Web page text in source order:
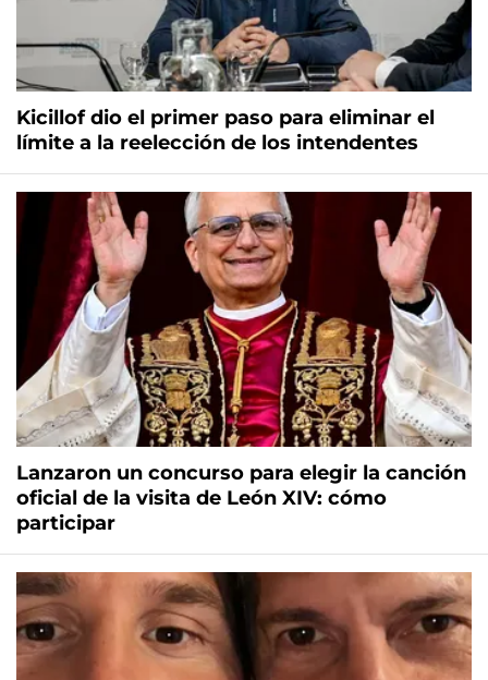
Kicillof dio el primer paso para eliminar el
límite a la reelección de los intendentes
Lanzaron un concurso para elegir la canción
oficial de la visita de León XIV: cómo
participar